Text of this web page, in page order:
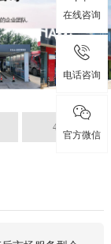
4S店
在线咨询
电话咨询
官方微信